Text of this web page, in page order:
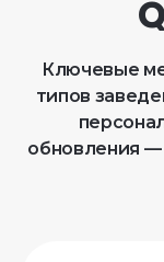
Ключевые
типов
обновления —